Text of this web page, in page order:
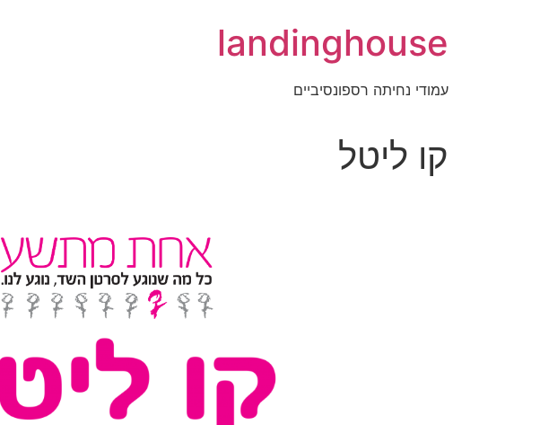
landinghouse
עמודי נחיתה רספונסיביים
קו ליטל